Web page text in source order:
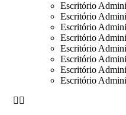
Escritório
Escritório
Escritório
Escritório
Escritório
Escritório
Escritório
Escritório